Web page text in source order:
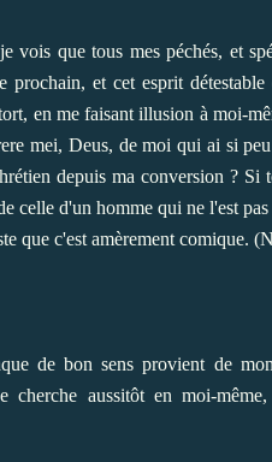
vois que tous mes péchés, et
et cet esprit
en me faisant illusion à moi-
mei, Deus, de moi qui ai si
depuis ma conversion ? Si
celle d'un homme qui ne l'est
que c'est amèrement comique.
de bon sens provient de
aussitôt en moi-